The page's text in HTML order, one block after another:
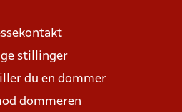
stillinger
du en dommer
dommeren